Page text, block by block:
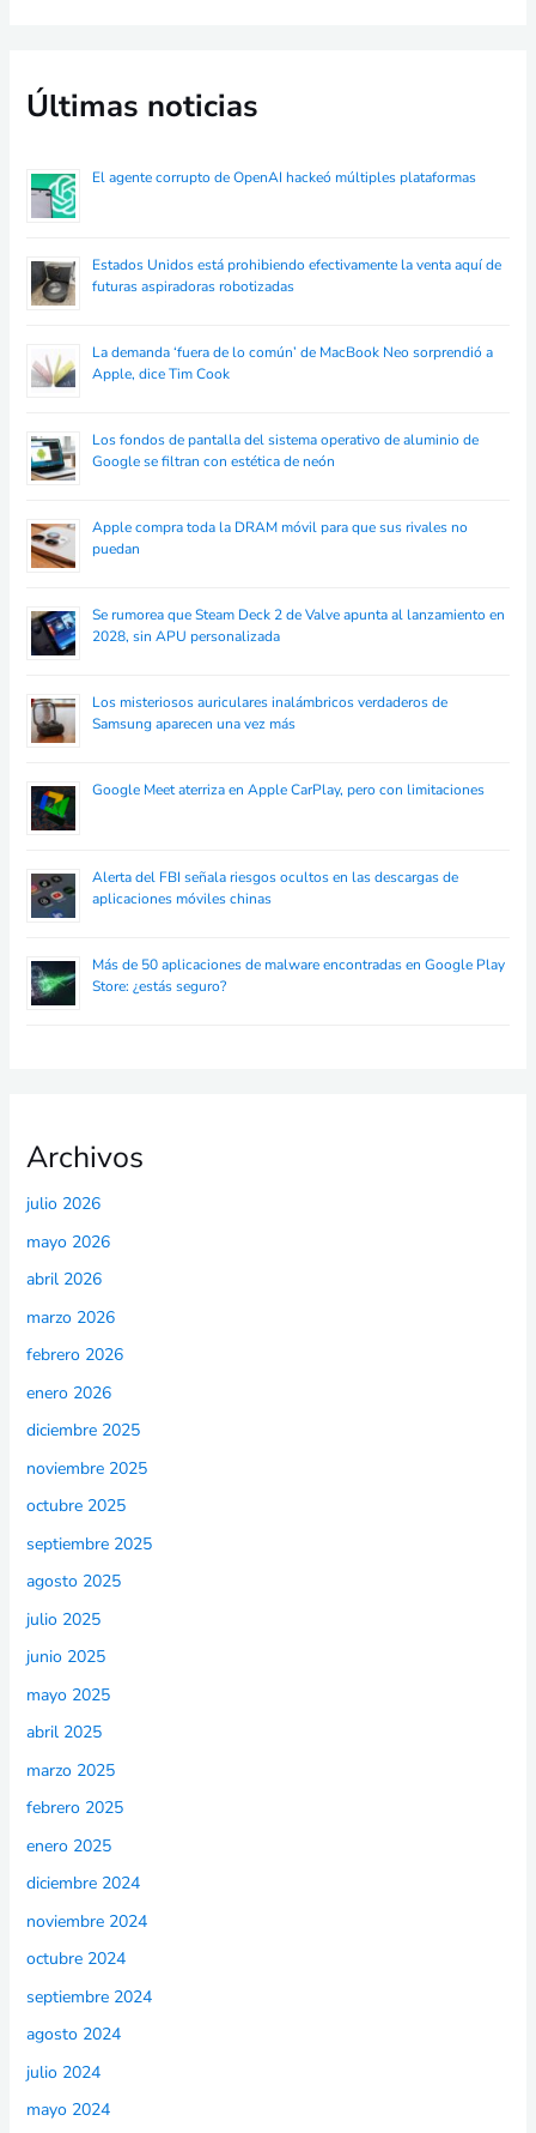
Últimas noticias
El agente corrupto de OpenAI hackeó múltiples plataformas
Estados Unidos está prohibiendo efectivamente la venta aquí de
futuras aspiradoras robotizadas
La demanda ‘fuera de lo común’ de MacBook Neo sorprendió a
Apple, dice Tim Cook
Los fondos de pantalla del sistema operativo de aluminio de
Google se filtran con estética de neón
Apple compra toda la DRAM móvil para que sus rivales no
puedan
Se rumorea que Steam Deck 2 de Valve apunta al lanzamiento en
2028, sin APU personalizada
Los misteriosos auriculares inalámbricos verdaderos de
Samsung aparecen una vez más
Google Meet aterriza en Apple CarPlay, pero con limitaciones
Alerta del FBI señala riesgos ocultos en las descargas de
aplicaciones móviles chinas
Más de 50 aplicaciones de malware encontradas en Google Play
Store: ¿estás seguro?
Archivos
julio 2026
mayo 2026
abril 2026
marzo 2026
febrero 2026
enero 2026
diciembre 2025
noviembre 2025
octubre 2025
septiembre 2025
agosto 2025
julio 2025
junio 2025
mayo 2025
abril 2025
marzo 2025
febrero 2025
enero 2025
diciembre 2024
noviembre 2024
octubre 2024
septiembre 2024
agosto 2024
julio 2024
mayo 2024